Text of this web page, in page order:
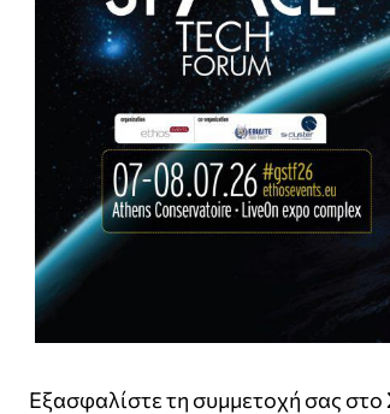
Εξασφαλίστε τη συμμετοχή σας